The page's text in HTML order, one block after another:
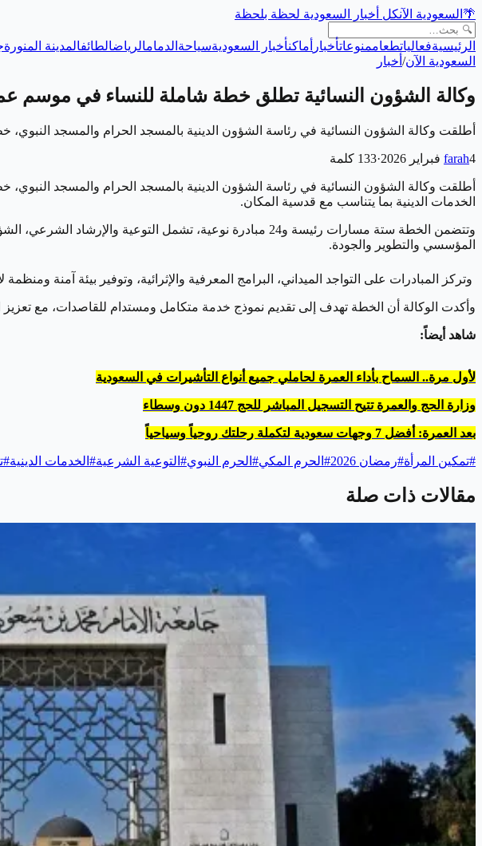
🌴 السعودية الآنكل أخبار السعودية لحظة بلحظة
الرئيسيةفعالياتطعاممنوعاتأخبار أماكنأخبار السعوديةسياحة الدمامالرياضالطائفالمدينة المنورة
السعودية الآن/ أخبار
وكالة الشؤون النسائية تطلق خطة شاملة للنساء في موسم عمرة
أطلقت وكالة الشؤون النسائية في رئاسة الشؤون الدينية بالمسجد الحرام والمسجد
farah4 فبراير 2026 ·
133 كلمة
أطلقت وكالة الشؤون النسائية في رئاسة الشؤون الدينية بالمسجد الحرام والمسجد
الخدمات الدينية بما يتناسب مع قدسية المكان.
وتتضمن الخطة ستة مسارات رئيسة و24 مبادرة نوعية، تشمل
المؤسسي والتطوير والجودة.
وتركز المبادرات على التواجد الميداني، البرامج المعرفية والإثرائية، وتوفير بيئة آمنة ومنظمة
وأكدت الوكالة أن الخطة تهدف إلى تقديم نموذج خدمة متكامل ومستدام للقاصدات، مع تعزيز
شاهد أيضاً:
لأول مرة.. السماح بأداء العمرة لحاملي جميع أنواع التأشيرات في السعودية
وزارة الحج والعمرة تتيح التسجيل المباشر للحج 1447 دون وسطاء
بعد العمرة: أفضل 7 وجهات سعودية لتكملة رحلتك روحياً وسياحياً
#تمكين المرأة#رمضان 2026 # الحرم المكي# الحرم النبوي# التوعية الشرعية# الخدمات الدينية#
مقالات ذات صلة